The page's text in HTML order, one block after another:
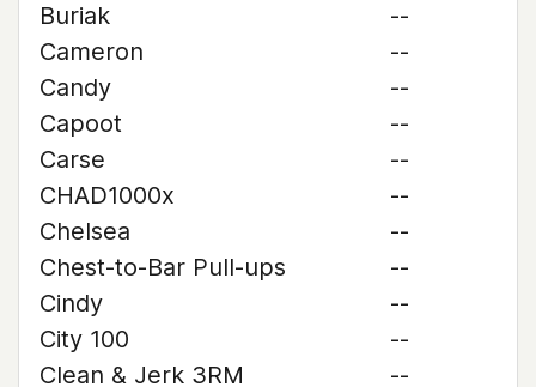
Buriak
--
Cameron
--
Candy
--
Capoot
--
Carse
--
CHAD1000x
--
Chelsea
--
Chest-to-Bar Pull-ups
--
Cindy
--
City 100
--
Clean & Jerk 3RM
--